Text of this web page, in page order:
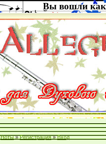
Вы вошли как
Ноты » Регистрация » Вход